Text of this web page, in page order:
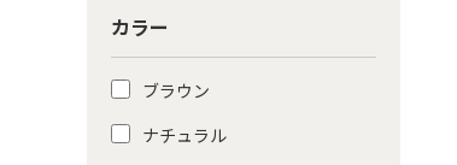
カラー
ブラウン
ナチュラル